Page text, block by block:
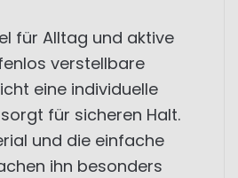
für Alltag und aktive
verstellbare
eine individuelle
für sicheren Halt.
und die einfache
ihn besonders